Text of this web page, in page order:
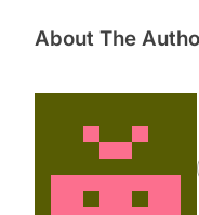
About The